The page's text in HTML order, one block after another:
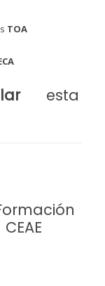
TOA
esta